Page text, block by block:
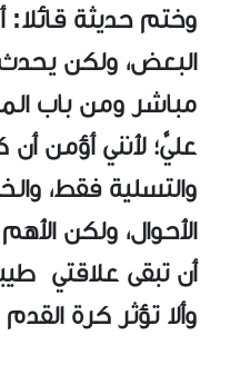
وختم حديثة قائلا:
البعض، ولكن
مباشر ومن باب
عليَّ؛ لأنني أؤمن
والتسلية فقط،
الأحوال، ولكن
أن تبقى علاقتي
وألا تؤثر كرة